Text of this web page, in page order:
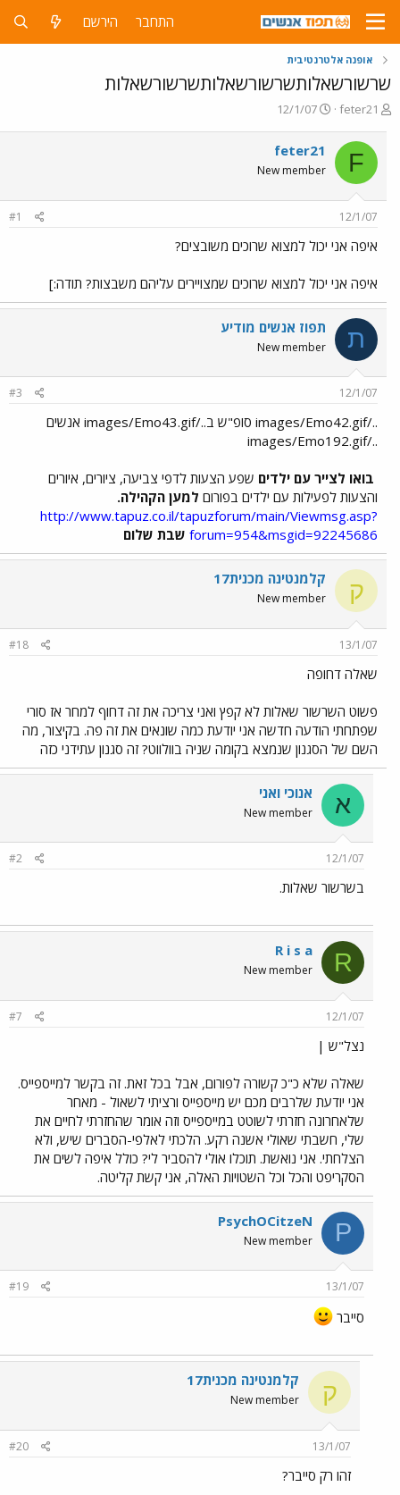
התחבר הירשם
אופנה אלטרנטיבית
שרשורשאלותשרשורשאלותשרשורשאלות
פ
ח
ה
ו
ש
feter21
פ
ס
ם
ת
י
12/1/07
F
feter21
New member
12/1/07
#1
איפה אני יכול למצוא שרוכים משובצים?
איפה אני יכול למצוא שרוכים שמצויירים עליהם משבצות? תודה:]
ת תפוז אנשים מודיע
New member
12/1/07
#3
../images/Emo42.gif סופ"ש ב../images/Emo43.gif אנשים
../images/Emo192.gif
בואו לצייר עם ילדים שפע הצעות לדפי צביעה, ציורים, איורים
והצעות לפעילות עם ילדים בפורום למען הקהילה.
http://www.tapuz.co.il/tapuzforum/main/Viewmsg.asp?
forum=954&msgid=92245686 שבת שלום
ק קלמנטינה מכנית17
New member
13/1/07
#18
שאלה דחופה
פשוט השרשור שאלות לא קפץ ואני צריכה את זה דחוף למחר אז סורי
שפתחתי הודעה חדשה אני יודעת כמה שונאים את זה פה. בקיצור, מה
השם של הסגנון שנמצא בקומה שניה בוולווט? זה סגנון עתידני כזה
א אנוכי ואני
New member
12/1/07
#2
בשרשור שאלות.
R
R i s a
New member
12/1/07
#7
נצל"ש |
שאלה שלא כ"כ קשורה לפורום, אבל בכל זאת. זה בקשר למייספייס.
אני יודעת שלרבים מכם יש מייספייס ורציתי לשאול - מאחר
שלאחרונה חזרתי לשוטט במייספייס וזה אומר שהחזרתי לחיים את
שלי, חשבתי שאולי אשנה רקע. הלכתי לאלפי-הסברים שיש, ולא
הצלחתי. אני נואשת. תוכלו אולי להסביר לי? כולל איפה לשים את
הסקריפט והכל וכל השטויות האלה, אני קשת קליטה.
P
PsychOCitzeN
New member
13/1/07
#19
סייבר
ק קלמנטינה מכנית17
New member
13/1/07
#20
זהו רק סייבר?